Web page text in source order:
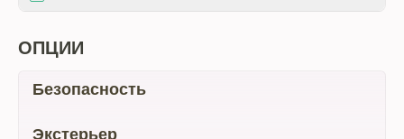
ОПЦИИ
Безопасность
Экстерьер